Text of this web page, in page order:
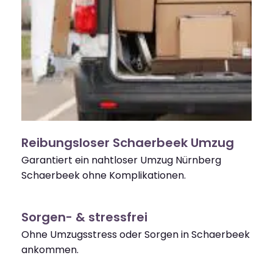
Reibungsloser Schaerbeek Umzug
Garantiert ein nahtloser Umzug Nürnberg
Schaerbeek ohne Komplikationen.
Sorgen- & stressfrei
Ohne Umzugsstress oder Sorgen in Schaerbeek
ankommen.